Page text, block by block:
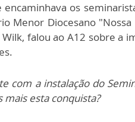
encaminhava os
Menor Diocesano
Wilk, falou ao A12 sobre a
com a instalação do
mais esta conquista?